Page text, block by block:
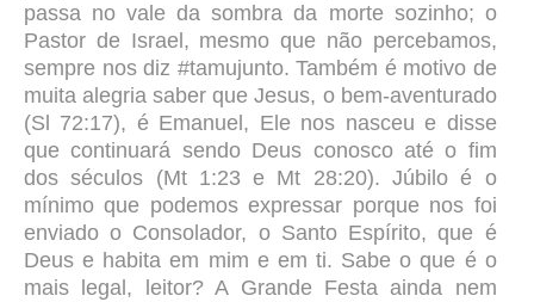
passa no vale da sombra da morte sozinho; o
Pastor de Israel, mesmo que não percebamos,
sempre nos diz #tamujunto. Também é motivo de
muita alegria saber que Jesus, o bem-aventurado
(Sl 72:17), é Emanuel, Ele nos nasceu e disse
que continuará sendo Deus conosco até o fim
dos séculos (Mt 1:23 e Mt 28:20). Júbilo é o
mínimo que podemos expressar porque nos foi
enviado o Consolador, o Santo Espírito, que é
Deus e habita em mim e em ti. Sabe o que é o
mais legal, leitor? A Grande Festa ainda nem